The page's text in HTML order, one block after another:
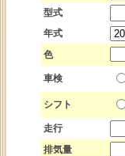
型式
年式
色
車検
シフト
走行
排気量